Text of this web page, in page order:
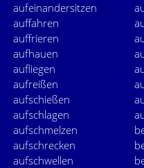
aufeinandersitzen
auffahren
auffrieren
aufhauen
aufliegen
aufreißen
aufschießen
aufschlagen
aufschmelzen
aufschrecken
aufschwellen